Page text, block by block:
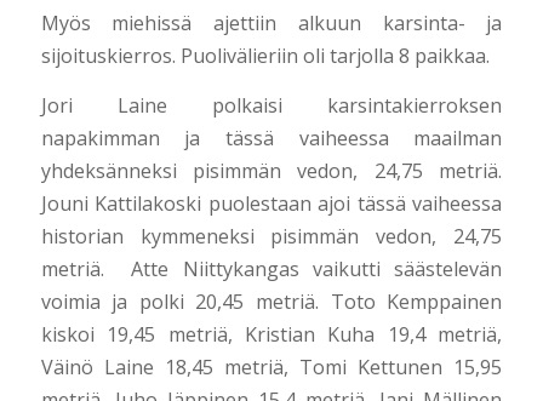
Myös miehissä ajettiin alkuun karsinta- ja
sijoituskierros. Puolivälieriin oli tarjolla 8 paikkaa.
Jori Laine polkaisi karsintakierroksen
napakimman ja tässä vaiheessa maailman
yhdeksänneksi pisimmän vedon, 24,75 metriä.
Jouni Kattilakoski puolestaan ajoi tässä vaiheessa
historian kymmeneksi pisimmän vedon, 24,75
metriä. Atte Niittykangas vaikutti säästelevän
voimia ja polki 20,45 metriä. Toto Kemppainen
kiskoi 19,45 metriä, Kristian Kuha 19,4 metriä,
Väinö Laine 18,45 metriä, Tomi Kettunen 15,95